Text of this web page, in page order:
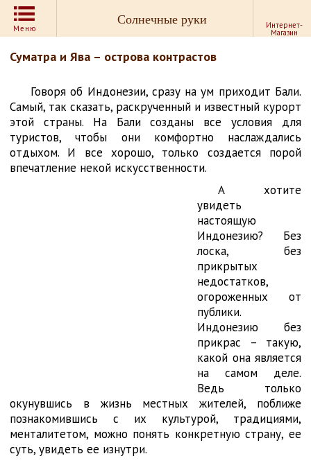
Меню
Солнечные руки Интернет-
Магазин
Суматра и Ява – острова контрастов
Говоря об Индонезии, сразу на ум приходит Бали.
Самый, так сказать, раскрученный и известный курорт
этой страны. На Бали созданы все условия для
туристов, чтобы они комфортно наслаждались
отдыхом. И все хорошо, только создается порой
впечатление некой искусственности.
А хотите
увидеть
настоящую
Индонезию? Без
лоска, без
прикрытых
недостатков,
огороженных от
публики.
Индонезию без
прикрас – такую,
какой она является
на самом деле.
Ведь только
окунувшись в жизнь местных жителей, поближе
познакомившись с их культурой, традициями,
менталитетом, можно понять конкретную страну, ее
суть, увидеть ее изнутри.